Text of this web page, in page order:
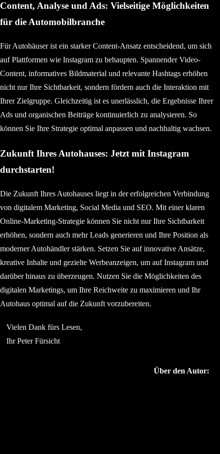
Content, Analyse und Ads: Vielseitige Möglichkeiten
für die Automobilbranche
Für Autohäuser ist ein starker Content-Ansatz entscheidend, um sich
auf Plattformen wie Instagram zu behaupten. Spannender Video-
Content, informatives Bildmaterial und relevante Hashtags erhöhen
nicht nur Ihre Sichtbarkeit, sondern fördern auch die Interaktion mit
Ihrer Zielgruppe. Gleichzeitig ist es unerlässlich, die Ergebnisse Ihrer
Ads und organischen Beiträge kontinuierlich zu analysieren. So
können Sie Ihre Strategie optimal anpassen und nachhaltig wachsen.
Zukunft Ihres Autohauses: Jetzt mit Instagram
durchstarten!
Die Zukunft Ihres Autohauses liegt in der erfolgreichen Verbindung
von digitalem Marketing, Social Media und SEO. Mit einer klaren
Online-Marketing-Strategie können Sie nicht nur Ihre Sichtbarkeit
erhöhen, sondern auch mehr Leads generieren und Ihre Position als
moderner Autohändler stärken. Setzen Sie auf innovative Ansätze,
kreative Inhalte und gezielte Werbeanzeigen, um auf Instagram und
darüber hinaus zu überzeugen. Nutzen Sie die Möglichkeiten des
digitalen Marketings, um Ihre Reichweite zu maximieren und Ihr
Autohaus optimal auf die Zukunft vorzubereiten.
Vielen Dank fürs Lesen,
Ihr Peter Fürsicht
Über den Autor: